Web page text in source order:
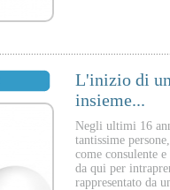
L'inizio di
insieme...
Negli ultimi 16
tantissime
come consulente
da qui per
rappresentato da